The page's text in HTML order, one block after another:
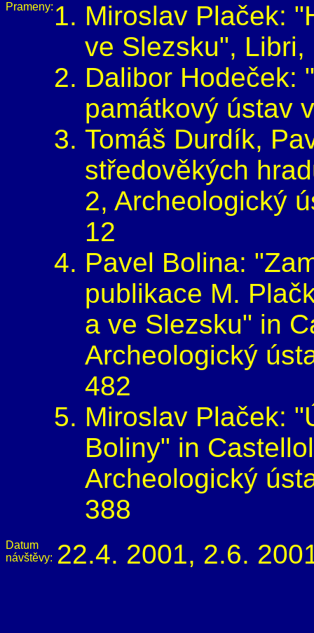
Prameny:
Miroslav Plaček:
ve Slezsku", Libri,
Dalibor Hodeček:
památkový ústav
Tomáš Durdík,
středověkých
2, Archeologický
12
Pavel Bolina:
publikace M.
a ve Slezsku" in
Archeologický
482
Miroslav Plaček:
Boliny" in
Archeologický
388
Datum
návštěvy: 22.4. 2001, 2.6.